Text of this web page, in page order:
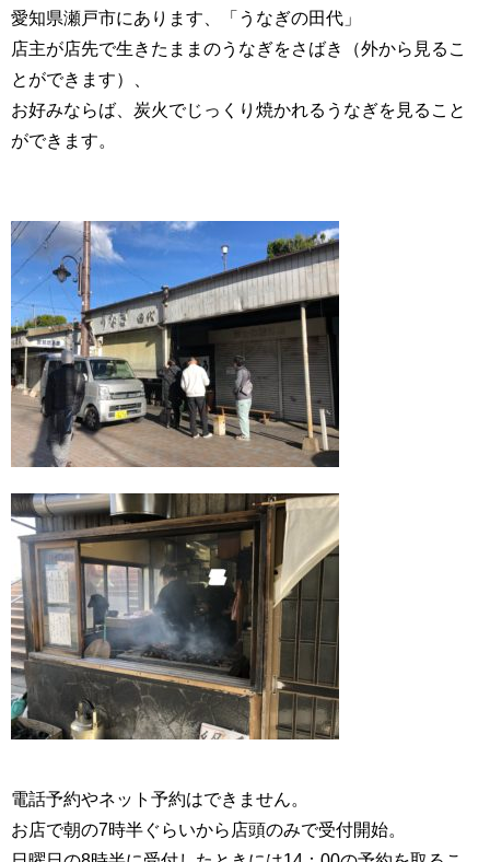
愛知県瀬戸市にあります、「うなぎの田代」
店主が店先で生きたままのうなぎをさばき（外から見るこ
とができます）、
お好みならば、炭火でじっくり焼かれるうなぎを見ること
ができます。
電話予約やネット予約はできません。
お店で朝の7時半ぐらいから店頭のみで受付開始。